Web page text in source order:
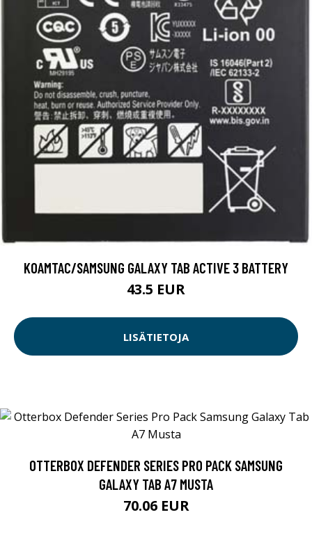
KOAMTAC/SAMSUNG GALAXY TAB ACTIVE 3 BATTERY
43.5 EUR
LISÄTIETOJA
OTTERBOX DEFENDER SERIES PRO PACK SAMSUNG
GALAXY TAB A7 MUSTA
70.06 EUR